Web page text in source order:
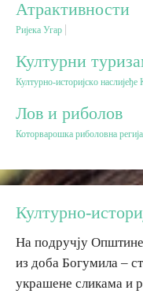
Авантура
Еко туризам
Културни туризам
Гастрономија
Лов и риболов
Атрактивности
Ријека Угар
Културни
Културно-историјскo наслијеђе
Лов и риболов
Которварошка риболовна регија
Културно-
На подручју
из доба Богумила –
украшене сликама и